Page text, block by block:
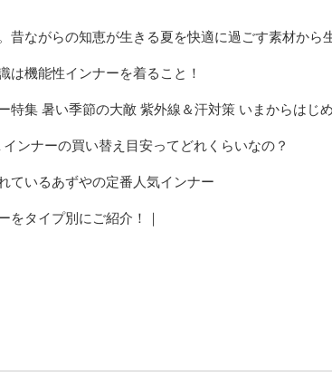
昔ながらの知恵が生きる夏を快適に過ごす素材から
は機能性インナーを着ること！
特集 暑い季節の大敵 紫外線＆汗対策 いまからはじ
ンナーの買い替え目安ってどれくらいなの？
ているあずやの定番人気インナー
をタイプ別にご紹介！｜